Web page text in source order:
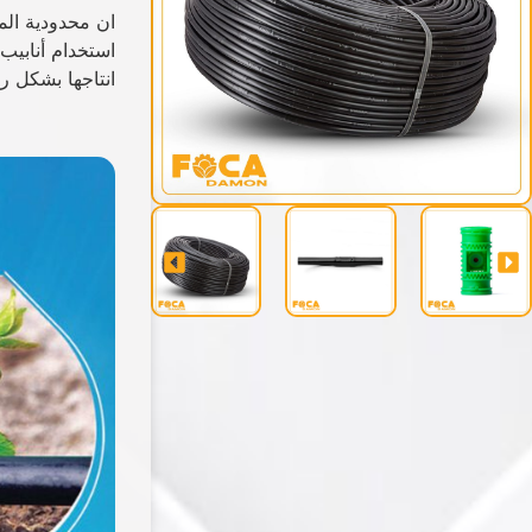
ان محدودية
استخدام
انتاجها بشكل